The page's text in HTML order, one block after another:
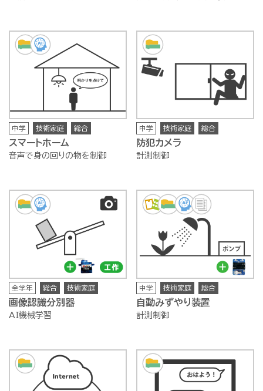
中学 技術家庭 総合
スマートホーム
音声で身の回りの物を制御
中学 技術家庭 総合
防犯カメラ
計測制御
全学年 総合 技術家庭
画像認識分別器
AI機械学習
中学 技術家庭 総合
自動みずやり装置
計測制御